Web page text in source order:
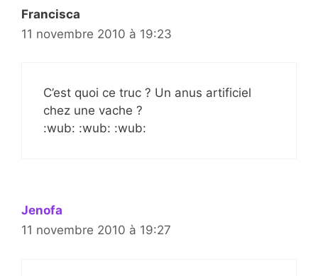
Francisca
11 novembre 2010 à 19:23
C’est quoi ce truc ? Un anus artificiel
chez une vache ?
:wub: :wub: :wub:
Jenofa
11 novembre 2010 à 19:27